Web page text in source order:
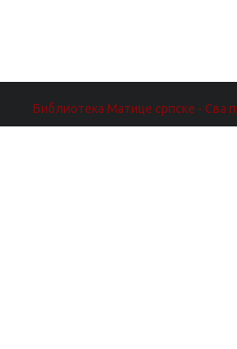
Библиотека Матице српске - Сва